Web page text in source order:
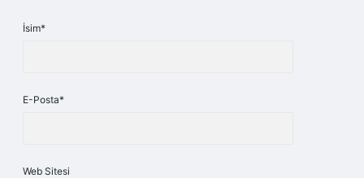
İsim*
E-Posta*
Web Sitesi